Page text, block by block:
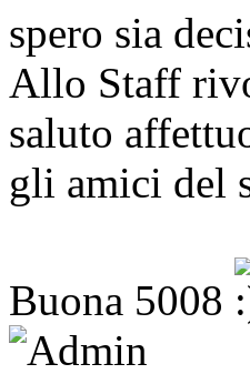
spero sia
Allo Staff
saluto
gli amici del
Buona 5008